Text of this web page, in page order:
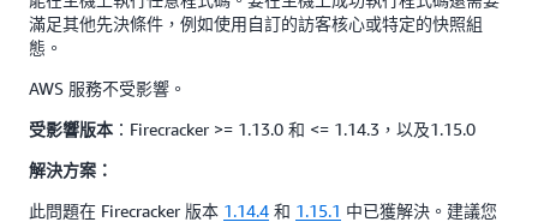
滿足其他先決條件，例如使用自訂的訪客核心或特定的快照組
態。
AWS 服務不受影響。
受影響版本 ：Firecracker >= 1.13.0 和 <= 1.14.3，以及1.15.0
解決方案：
此問題在 Firecracker 版本 1.14.4 和 1.15.1 中已獲解決。建議您